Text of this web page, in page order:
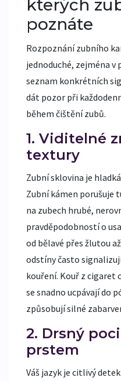
kterých
poznáte
Rozpoznání zubního
jednoduché, zejména v
seznam konkrétních
dát pozor při
během čištění zubů.
1. Viditelné
textury
Zubní sklovina je
Zubní kámen porušuje
na zubech hrubé,
pravděpodobností o
od bělavé přes žlutou
odstíny často
kouření. Kouř z cigaret
se snadno ucpávají do
způsobují silné
2. Drsný
prstem
Váš jazyk je citlivý